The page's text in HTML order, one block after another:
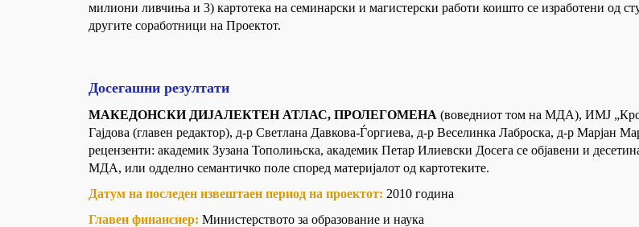
милиони ливчиња и 3) картотека на семинарски и магистерски работи коишто се изработени од
другите соработници на Проектот.
Досегашни резултати
МАКЕДОНСКИ ДИЈАЛЕКТЕН АТЛАС, ПРОЛЕГОМЕНА (воведниот том на МДА), ИМЈ
Гајдова (главен редактор), д-р Светлана Давкова-Ѓоргиева, д-р Веселинка Лаброска, д-р Марјан
рецензенти: академик Зузана Тополињска, академик Петар Илиевски Досега се објавени и
МДА, или одделно семантичко поле според материјалот од картотеките.
Датум на последен извештаен период на проектот: 2010 година
Главен финансиер: Министерството за образование и наука